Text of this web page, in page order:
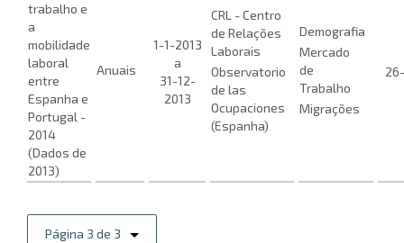
trabalho e
a
mobilidade
laboral
entre
Espanha e
Portugal -
2014
(Dados de
2013)
Anuais
1-1-2013
a
31-12-
2013
CRL - Centro
de Relações
Laborais
Observatorio
de las
Ocupaciones
(Espanha)
Demografia
Mercado
de
Trabalho
Migrações
Página 3 de 3